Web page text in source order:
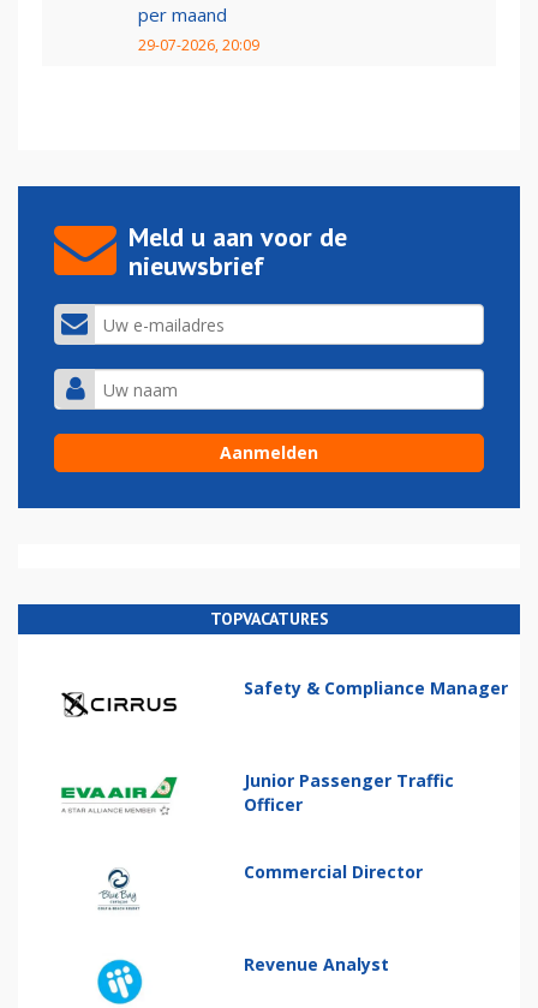
per maand
29-07-2026, 20:09
Meld u aan voor de
nieuwsbrief
TOPVACATURES
Safety & Compliance Manager
Junior Passenger Traffic
Officer
Commercial Director
Revenue Analyst